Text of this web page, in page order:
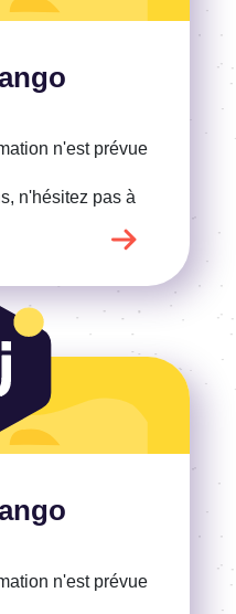
n'est prévue
n'hésitez pas à
n'est prévue